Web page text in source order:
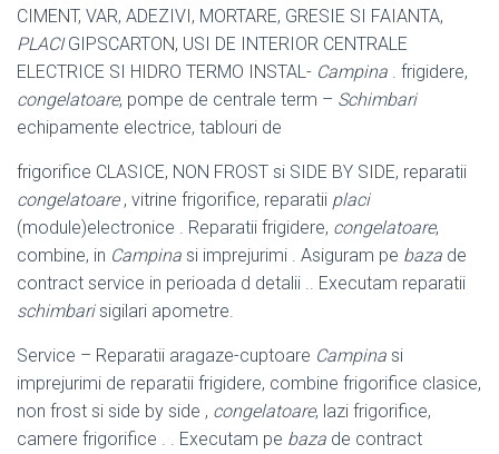
CIMENT, VAR, ADEZIVI, MORTARE, GRESIE SI FAIANTA,
PLACIGIPSCARTON, USI DE INTERIOR CENTRALE
ELECTRICE SI HIDRO TERMO INSTAL- Campina . frigidere,
congelatoare, pompe de centrale term – Schimbari
echipamente electrice, tablouri de
frigorifice CLASICE, NON FROST si SIDE BY SIDE, reparatii
congelatoare, vitrine frigorifice, reparatii placi
(module)electronice . Reparatii frigidere, congelatoare,
combine, in Campina si imprejurimi . Asiguram pe baza de
contract service in perioada d detalii .. Executam reparatii
schimbarisigilari apometre.
Service – Reparatii aragaze-cuptoare Campina si
imprejurimi de reparatii frigidere, combine frigorifice clasice,
non frost si side by side , congelatoare, lazi frigorifice,
camere frigorifice . . Executam pe baza de contract